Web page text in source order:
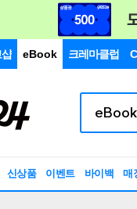
eBook 크레마클럽
신상품 이벤트 바이백 매